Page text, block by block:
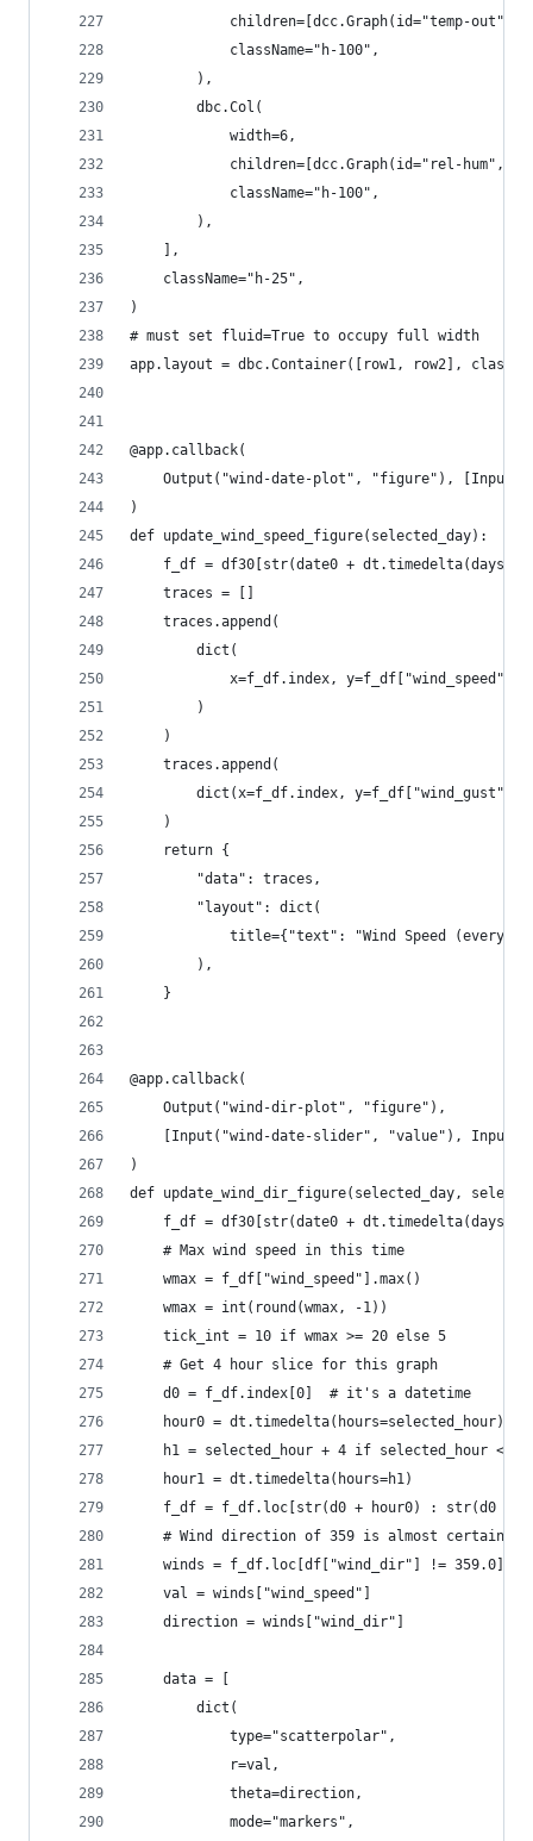
children=[dcc.Graph(id="temp-out",
            className="h-100",
        ),
        dbc.Col(
            width=6,
children=[dcc.Graph(id="rel-hum",
            className="h-100",
        ),
    ],
    className="h-25",
)
# must set fluid=True to occupy full width
app.layout = dbc.Container([row1, row2],
@app.callback(
Output("wind-date-plot", "figure"),
)
def update_wind_speed_figure(selected_day):
f_df = df30[str(date0 +
    traces = []
    traces.append(
        dict(
x=f_df.index, y=f_df["wind_speed"],
        )
    )
    traces.append(
dict(x=f_df.index, y=f_df["wind_gust"],
    )
    return {
        "data": traces,
        "layout": dict(
title={"text": "Wind Speed (every 5
        ),
    }
@app.callback(
    Output("wind-dir-plot", "figure"),
[Input("wind-date-slider", "value"),
)
def update_wind_dir_figure(selected_day,
f_df = df30[str(date0 +
    # Max wind speed in this time
    wmax = f_df["wind_speed"].max()
    wmax = int(round(wmax, -1))
    tick_int = 10 if wmax >= 20 else 5
    # Get 4 hour slice for this graph
    d0 = f_df.index[0]  # it's a datetime
    hour0 = dt.timedelta(hours=selected_hour)
h1 = selected_hour + 4 if selected_hour <=
    hour1 = dt.timedelta(hours=h1)
f_df = f_df.loc[str(d0 + hour0) : str(d0 +
# Wind direction of 359 is almost certainly
winds = f_df.loc[df["wind_dir"] !=
    val = winds["wind_speed"]
    direction = winds["wind_dir"]
    data = [
        dict(
            type="scatterpolar",
            r=val,
            theta=direction,
            mode="markers",